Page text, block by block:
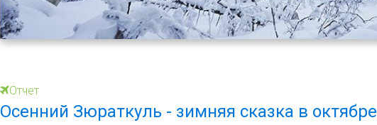
Отчет
Осенний Зюраткуль - зимняя сказка в октябре